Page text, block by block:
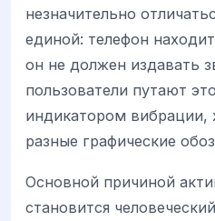
незначительно
единой: телефон
он не должен издавать
пользователи путают
индикатором вибрации,
разные графические
Основной причиной
становится